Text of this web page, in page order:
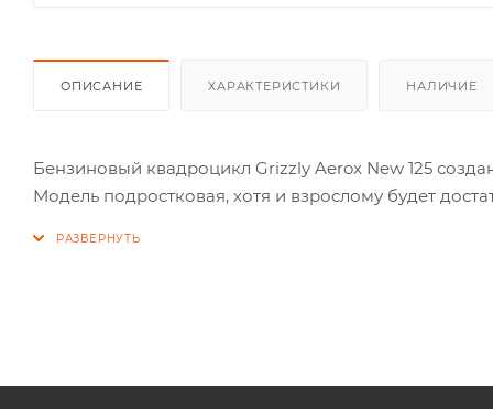
ОПИСАНИЕ ХАРАКТЕРИСТИКИ НАЛИЧИЕ
Бензиновый квадроцикл Grizzly Aerox New 125
Модель подростковая, хотя и взрослому будет